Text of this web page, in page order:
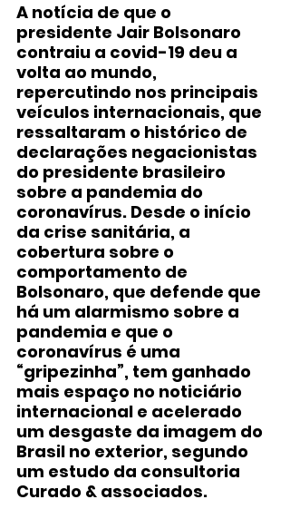
A notícia de que o
presidente Jair Bolsonaro
contraiu a covid-19 deu a
volta ao mundo,
repercutindo nos principais
veículos internacionais, que
ressaltaram o histórico de
declarações negacionistas
do presidente brasileiro
sobre a pandemia do
coronavírus. Desde o início
da crise sanitária, a
cobertura sobre o
comportamento de
Bolsonaro, que defende que
há um alarmismo sobre a
pandemia e que o
coronavírus é uma
“gripezinha”, tem ganhado
mais espaço no noticiário
internacional e acelerado
um desgaste da imagem do
Brasil no exterior, segundo
um estudo da consultoria
Curado & associados.